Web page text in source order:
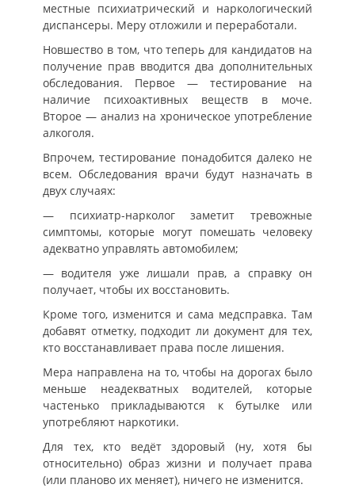
местные психиатрический и наркологический
диспансеры. Меру отложили и переработали.
Новшество в том, что теперь для кандидатов на
получение прав вводится два дополнительных
обследования. Первое — тестирование на
наличие психоактивных веществ в моче.
Второе — анализ на хроническое употребление
алкоголя.
Впрочем, тестирование понадобится далеко не
всем. Обследования врачи будут назначать в
двух случаях:
— психиатр-нарколог заметит тревожные
симптомы, которые могут помешать человеку
адекватно управлять автомобилем;
— водителя уже лишали прав, а справку он
получает, чтобы их восстановить.
Кроме того, изменится и сама медсправка. Там
добавят отметку, подходит ли документ для тех,
кто восстанавливает права после лишения.
Мера направлена на то, чтобы на дорогах было
меньше неадекватных водителей, которые
частенько прикладываются к бутылке или
употребляют наркотики.
Для тех, кто ведёт здоровый (ну, хотя бы
относительно) образ жизни и получает права
(или планово их меняет), ничего не изменится.